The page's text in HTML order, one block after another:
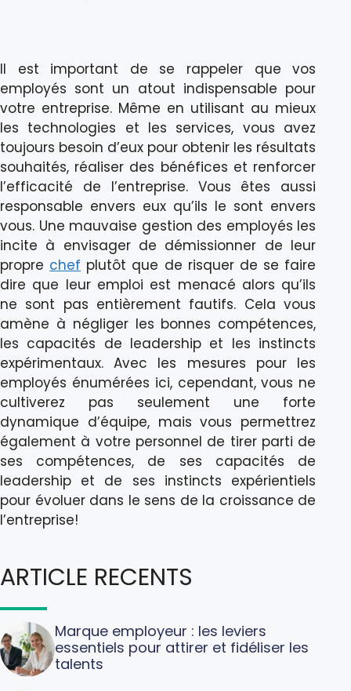
Il est important de se rappeler que vos
employés sont un atout indispensable pour
votre entreprise. Même en utilisant au mieux
les technologies et les services, vous avez
toujours besoin d’eux pour obtenir les résultats
souhaités, réaliser des bénéfices et renforcer
l’efficacité de l’entreprise. Vous êtes aussi
responsable envers eux qu’ils le sont envers
vous. Une mauvaise gestion des employés les
incite à envisager de démissionner de leur
propre chef plutôt que de risquer de se faire
dire que leur emploi est menacé alors qu’ils
ne sont pas entièrement fautifs. Cela vous
amène à négliger les bonnes compétences,
les capacités de leadership et les instincts
expérimentaux. Avec les mesures pour les
employés énumérées ici, cependant, vous ne
cultiverez pas seulement une forte
dynamique d’équipe, mais vous permettrez
également à votre personnel de tirer parti de
ses compétences, de ses capacités de
leadership et de ses instincts expérientiels
pour évoluer dans le sens de la croissance de
l’entreprise!
ARTICLE RECENTS
Marque employeur : les leviers
essentiels pour attirer et fidéliser les
talents